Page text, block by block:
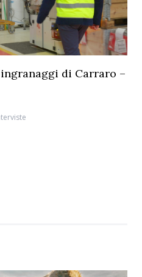
di Carraro –